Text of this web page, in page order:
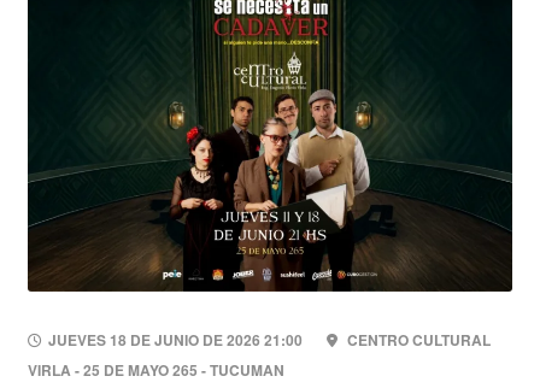
JUEVES 18 DE JUNIO DE 2026 21:00
CENTRO CULTURAL
VIRLA - 25 DE MAYO 265 - TUCUMAN